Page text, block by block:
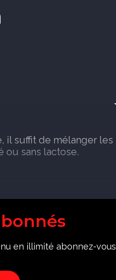
il suffit de mélanger les
ou sans lactose.
en illimité abonnez-vous